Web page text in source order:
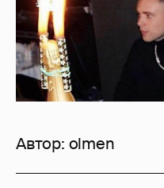
Автор: olmen